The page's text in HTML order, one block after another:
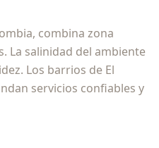
combina zona
La salinidad del ambiente
Los barrios de El
servicios confiables y